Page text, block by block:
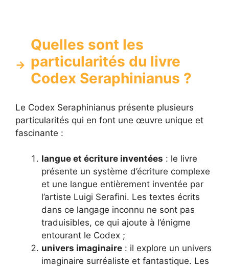
Quelles sont les
particularités du livre
Codex Seraphinianus ?
Le Codex Seraphinianus présente plusieurs
particularités qui en font une œuvre unique et
fascinante :
langue et écriture inventées : le livre
présente un système d’écriture complexe
et une langue entièrement inventée par
l’artiste Luigi Serafini. Les textes écrits
dans ce langage inconnu ne sont pas
traduisibles, ce qui ajoute à l’énigme
entourant le Codex ;
univers imaginaire : il explore un univers
imaginaire surréaliste et fantastique. Les